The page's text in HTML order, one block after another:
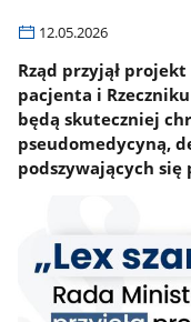
12.05.2026
Rząd przyjął
pacjenta i
będą skuteczniej
pseudomedycyną,
podszywających